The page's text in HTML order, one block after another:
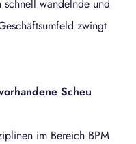
schnell wandelnde und
zwingt
Scheu
im Bereich BPM